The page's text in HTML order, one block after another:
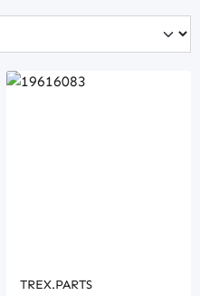
TREX.PARTS